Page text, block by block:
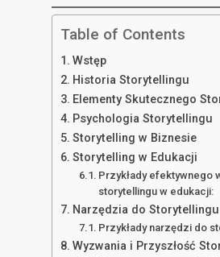
Table of Contents
Wstęp
Historia Storytellingu
Elementy Skutecznego
Psychologia Storytellingu
Storytelling w Biznesie
Storytelling w Edukacji
Przykłady efektywnego
storytellingu w edukacji:
Narzędzia do Storytellingu
Przykłady narzędzi do
Wyzwania i Przyszłość